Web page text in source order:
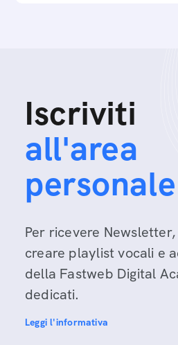
Iscriviti
all'area
personale
Per ricevere
creare playlist vocali e
della Fastweb Digital
dedicati.
Leggi l'informativa